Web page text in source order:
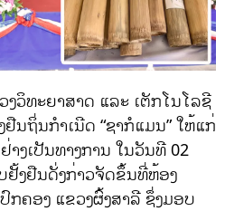
ວິທະຍາສາດ ແລະ ເຕັກໂນໂລຊີ
ນຖິ່ນກໍາເນີດ “ຊາກໍແມນ” ໃຫ້ແກ່
ງເປັນທາງການ ໃນວັນທີ 02
ຢັ້ງຢືນດັ່ງກ່າວຈັດຂຶ້ນທີ່ຫ້ອງ
ກຄອງ ແຂວງຜົ້ງສາລີ ຊຶ່ງມອບ